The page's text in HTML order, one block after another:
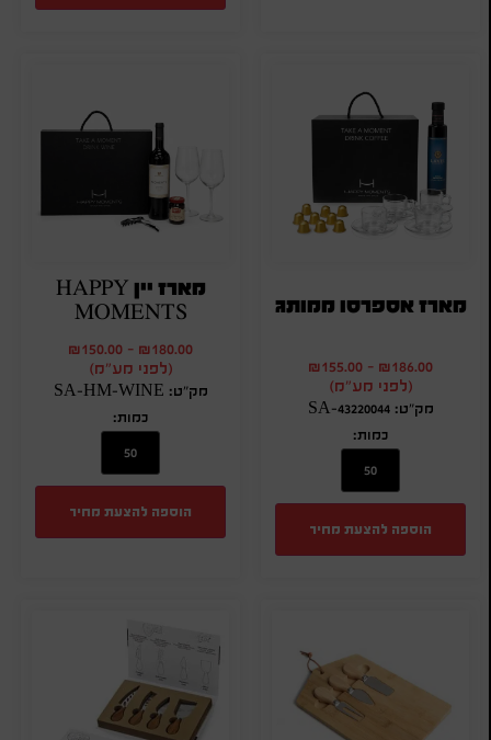
מארז אספרסו ממותג
₪186.00
-
₪155.00
(לפני מע"מ)
מק"ט: SA-43220044
כמות:
הוספה להצעת מחיר
מארז יין HAPPY
MOMENTS
₪180.00
-
₪150.00
(לפני מע"מ)
מק"ט: SA-HM-WINE
כמות:
הוספה להצעת מחיר